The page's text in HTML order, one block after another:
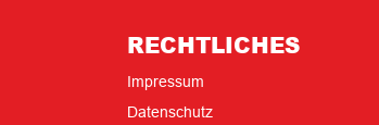
RECHTLICHES
Impressum
Datenschutz